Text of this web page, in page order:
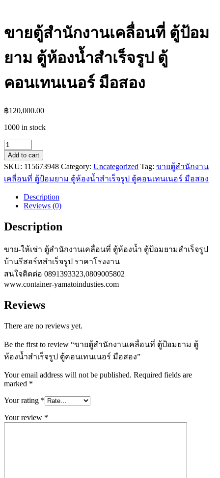
ขายตู้สำนักงานเคลื่อนที่ ตู้ป้อม
ยาม ตู้ห้องน้ำสำเร็จรูป ตู้
คอนเทนเนอร์ มือสอง
฿120,000.00
1000 in stock
ขาย
ตู้
สำนักงาน
เคลื่อนที่
ป้อม
ตู้
ห้องน้ำ
สำเร็จรูป
คอนเทนเนอร์
สอง
Add to cart
SKU: 115673948 Category: Uncategorized Tag: ขายตู้สำนักงาน
เคลื่อนที่ ตู้ป้อมยาม ตู้ห้องน้ำสำเร็จรูป ตู้คอนเทนเนอร์ มือสอง
Description
Reviews (0)
Description
ขาย-ให้เช่า ตู้สำนักงานเคลื่อนที่ ตู้ห้องน้ำ ตู้ป้อมยามสำเร็จรูป
บ้านรีสอร์ทสำเร็จรูป ราคาโรงงาน
สนใจติดต่อ 0891393323,0809005802
www.container-yamatoindusties.com
Reviews
There are no reviews yet.
Be the first to review “ขายตู้สำนักงานเคลื่อนที่ ตู้ป้อมยาม ตู้
ห้องน้ำสำเร็จรูป ตู้คอนเทนเนอร์ มือสอง”
Your email address will not be published. Required fields are
marked *
Your rating *
Your review *